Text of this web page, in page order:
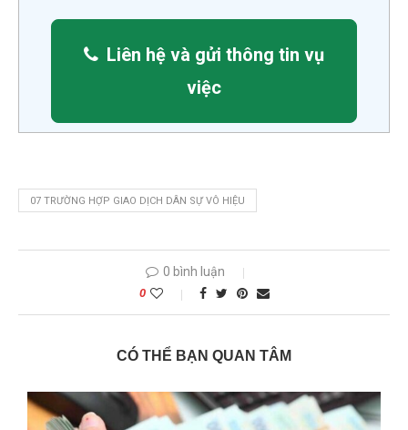
Liên hệ và gửi thông tin vụ
việc
07 TRƯỜNG HỢP GIAO DỊCH DÂN SỰ VÔ HIỆU
0 bình luận
0
CÓ THỂ BẠN QUAN TÂM